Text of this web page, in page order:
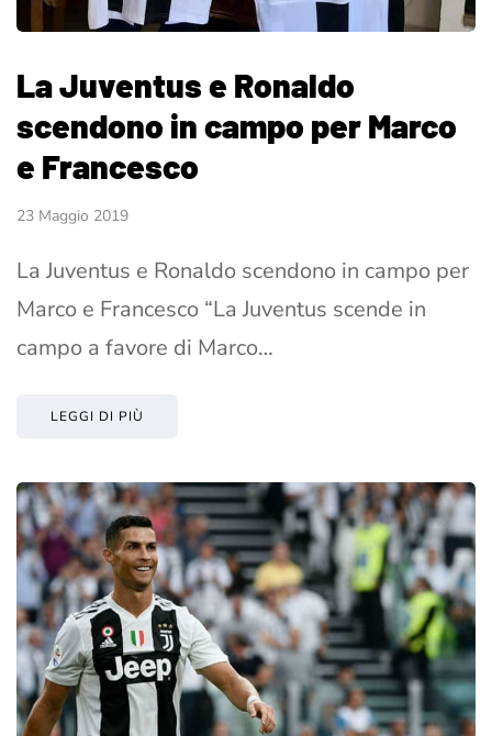
La Juventus e Ronaldo
scendono in campo per Marco
e Francesco
23 Maggio 2019
La Juventus e Ronaldo scendono in campo per
Marco e Francesco “La Juventus scende in
campo a favore di Marco…
LEGGI DI PIÙ